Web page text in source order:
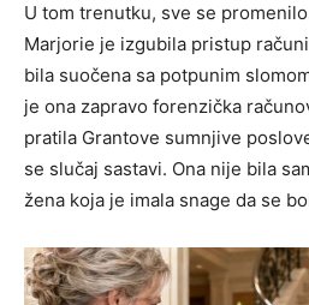
U tom trenutku, sve se
Marjorie je izgubila pristup
bila suočena sa potpunim
je ona zapravo forenzička
pratila Grantove sumnjive
se slučaj sastavi. Ona nije bila
žena koja je imala snage da se